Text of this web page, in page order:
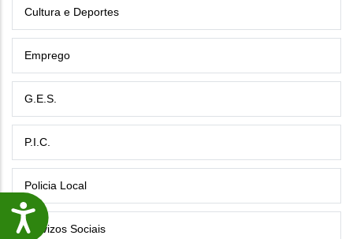
Accesibilidade
Cultura e Deportes
Emprego
G.E.S.
P.I.C.
Policia Local
Servizos Sociais